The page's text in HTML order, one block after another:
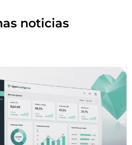
noticias